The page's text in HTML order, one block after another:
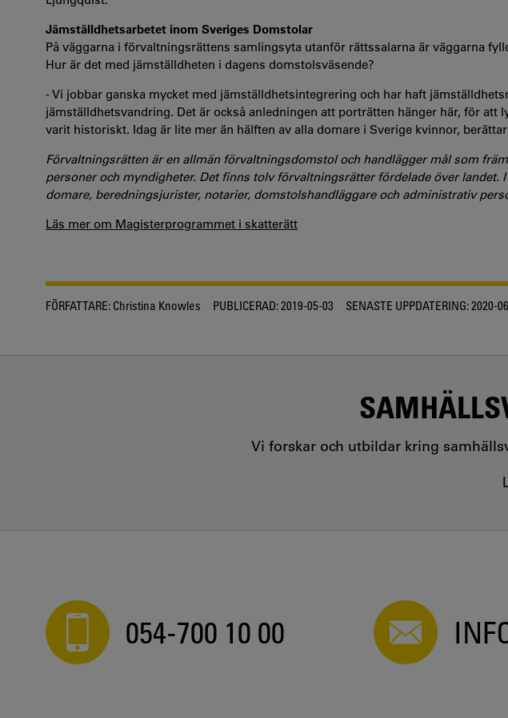
Jämställdhetsarbetet inom Sveriges Domstolar
På väggarna i förvaltningsrättens samlingsyta utanför rättssalarna är väggarna
Hur är det med jämställdheten i dagens domstolsväsende?
- Vi jobbar ganska mycket med jämställdhetsintegrering och har haft
jämställdhetsvandring. Det är också anledningen att porträtten hänger här, för att
varit historiskt. Idag är lite mer än hälften av alla domare i Sverige kvinnor,
Förvaltningsrätten är en allmän förvaltningsdomstol och handlägger mål som
personer och myndigheter. Det finns tolv förvaltningsrätter fördelade över landet.
domare, beredningsjurister, notarier, domstolshandläggare och administrativ
Läs mer om Magisterprogrammet i skatterätt
FÖRFATTARE: Christina Knowles PUBLICERAD:2019-05-03 SENASTE UPPDATERING:2020-
Vi forskar och utbildar kring
054-700 10 00